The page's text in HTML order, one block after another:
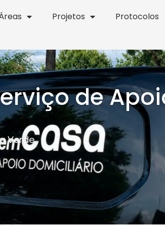
Projetos Protocolos
de
Verde.